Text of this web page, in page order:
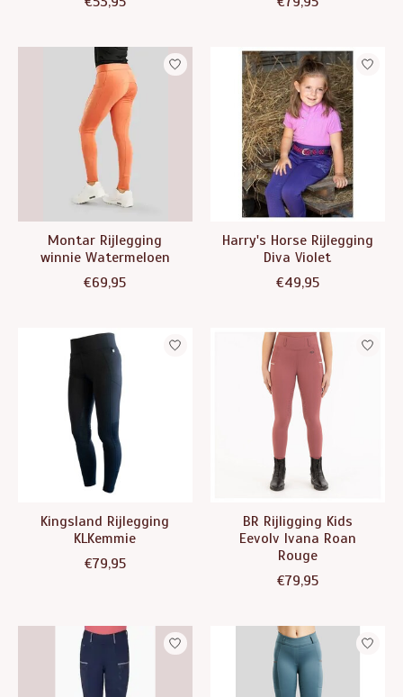
Montar Rijlegging
winnie Watermeloen
€69,95
Harry's Horse Rijlegging
Diva Violet
€49,95
Kingsland Rijlegging
KLKemmie
€79,95
BR Rijligging Kids
Eevolv Ivana Roan
Rouge
€79,95